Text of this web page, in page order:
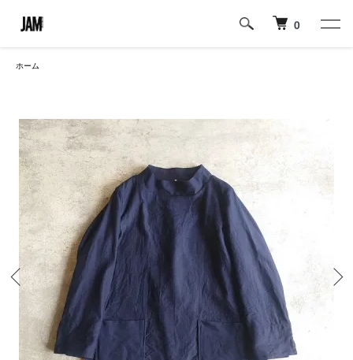
0
ホーム